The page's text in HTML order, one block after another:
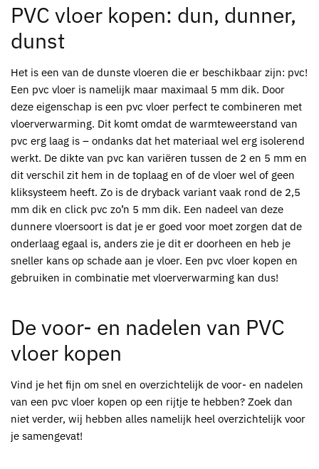
PVC vloer kopen: dun, dunner,
dunst
Het is een van de dunste vloeren die er beschikbaar zijn: pvc!
Een pvc vloer is namelijk maar maximaal 5 mm dik. Door
deze eigenschap is een pvc vloer perfect te combineren met
vloerverwarming. Dit komt omdat de warmteweerstand van
pvc erg laag is – ondanks dat het materiaal wel erg isolerend
werkt. De dikte van pvc kan variëren tussen de 2 en 5 mm en
dit verschil zit hem in de toplaag en of de vloer wel of geen
kliksysteem heeft. Zo is de dryback variant vaak rond de 2,5
mm dik en click pvc zo’n 5 mm dik. Een nadeel van deze
dunnere vloersoort is dat je er goed voor moet zorgen dat de
onderlaag egaal is, anders zie je dit er doorheen en heb je
sneller kans op schade aan je vloer. Een pvc vloer kopen en
gebruiken in combinatie met vloerverwarming kan dus!
De voor- en nadelen van PVC
vloer kopen
Vind je het fijn om snel en overzichtelijk de voor- en nadelen
van een pvc vloer kopen op een rijtje te hebben? Zoek dan
niet verder, wij hebben alles namelijk heel overzichtelijk voor
je samengevat!